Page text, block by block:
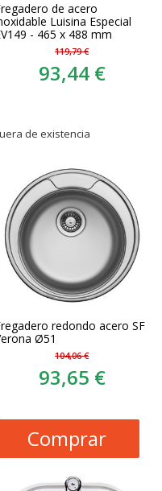
de acero
Luisina Especial
- 465 x 488 mm
119,79 €
93,44 €
de existencia
redondo acero SF
Ø51
104,06 €
93,65 €
Comprar